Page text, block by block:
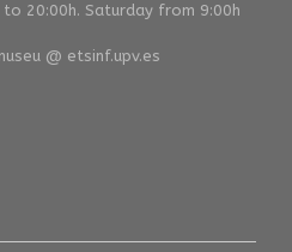
20:00h. Saturday from 9:00h
@ etsinf.upv.es